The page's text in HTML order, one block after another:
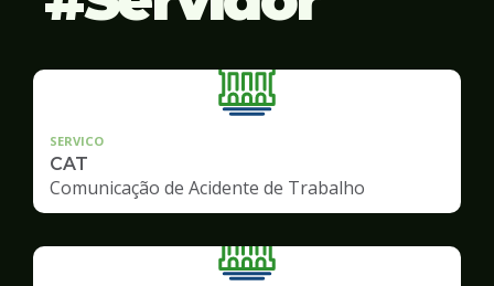
SERVICO
CAT
Comunicação de Acidente de Trabalho